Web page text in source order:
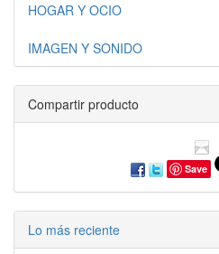
HOGAR Y OCIO
IMAGEN Y SONIDO
Compartir producto
Save
Lo más reciente